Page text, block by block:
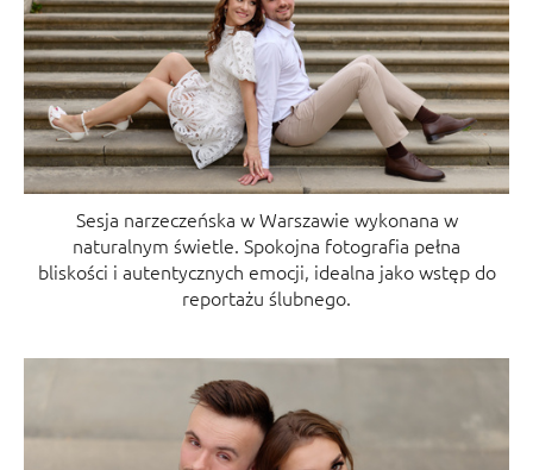
Sesja narzeczeńska w Warszawie wykonana w
naturalnym świetle. Spokojna fotografia pełna
bliskości i autentycznych emocji, idealna jako wstęp do
reportażu ślubnego.